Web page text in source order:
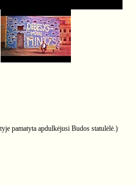
pamatyta apdulkėjusi Budos statulėlė.)